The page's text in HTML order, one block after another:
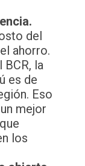
del
ahorro.
la
es de
Eso
mejor
los